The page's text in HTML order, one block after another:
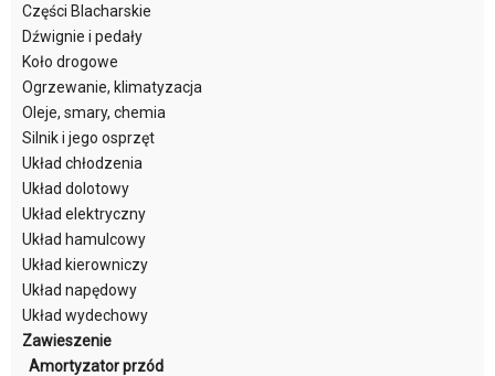
Części Blacharskie
Dźwignie i pedały
Koło drogowe
Ogrzewanie, klimatyzacja
Oleje, smary, chemia
Silnik i jego osprzęt
Układ chłodzenia
Układ dolotowy
Układ elektryczny
Układ hamulcowy
Układ kierowniczy
Układ napędowy
Układ wydechowy
Zawieszenie
Amortyzator przód